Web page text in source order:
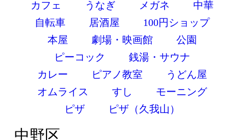
カフェ うなぎ メガネ
中華
自転車
居酒屋
100円ショップ
本屋
劇場・映画館
公園
ピーコック
銭湯・サウナ
カレー
ピアノ教室
うどん屋
オムライス
すし
モーニング
ピザ
ピザ（久我山）
中野区